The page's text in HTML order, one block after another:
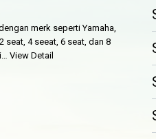
merk seperti Yamaha,
seat, 4 seeat, 6 seat, dan 8
View Detail